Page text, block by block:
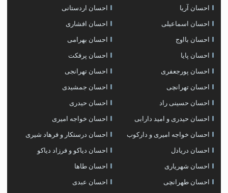
احسان آریا احسان اردستانی
احسان اسماعیلی احسان افشاری
احسان بااوج احسان بهرامی
احسان پایا احسان پرفکت
احسان پورجعفری احسان تهرانجی
احسان تهرانچی احسان جمشیدی
احسان حسینی راد احسان حیدری
احسان حیدری و امید دارابی احسان خواجه امیری
احسان خواجه امیری و دارکوب احسان درستكار و فرهاد شيرى
احسان دریادل احسان دیاکو و فرزاد دیاکو
احسان شهریاری احسان طاها
احسان طهرانچی احسان عبدی